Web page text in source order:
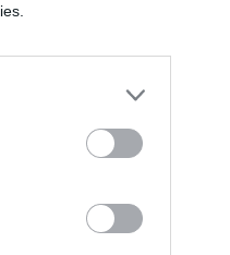
Ένας
οφέλη των
γευμάτων
σνακ
18:11 - 15